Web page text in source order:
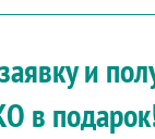
и
в